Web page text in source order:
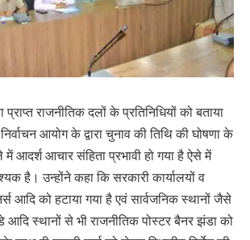
प्राप्त राजनीतिक दलों के प्रतिनिधियों को बताया
आयोग के द्वारा चुनाव की तिथि की घोषणा के
आदर्श आचार संहिता प्रभावी हो गया है ऐसे में
है। उन्होंने कहा कि सरकारी कार्यालयों व
आदि को हटाया गया है एवं सार्वजनिक स्थानों जैसे
स्थानों से भी राजनीतिक पोस्टर बैनर झंडा को